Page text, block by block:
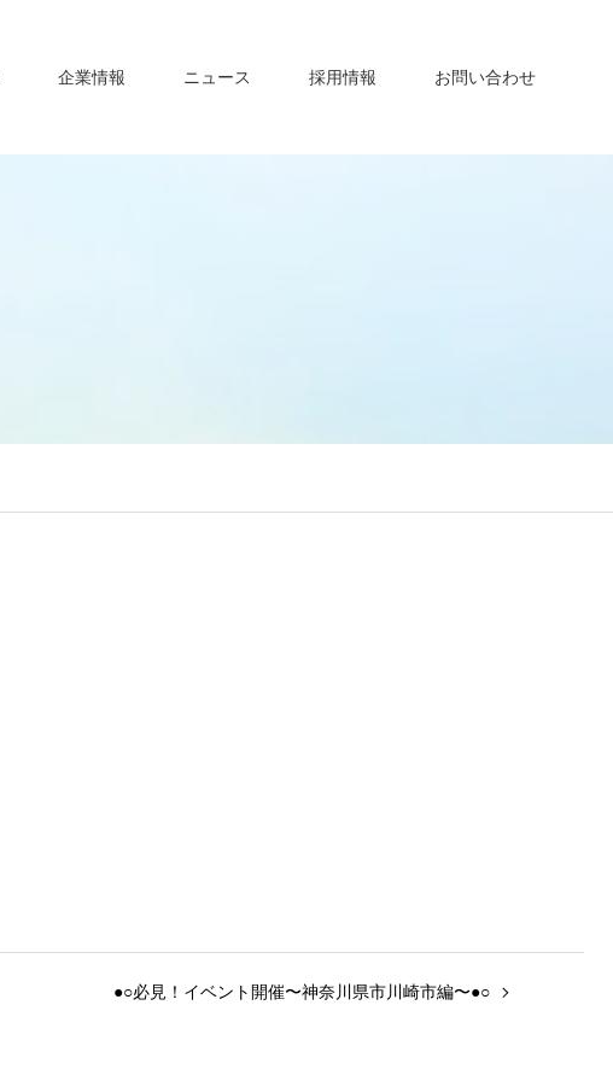
企業情報 ニュース 採用情報 お問い合わせ
●○必見！イベント開催〜神奈川県市川崎市編〜●○